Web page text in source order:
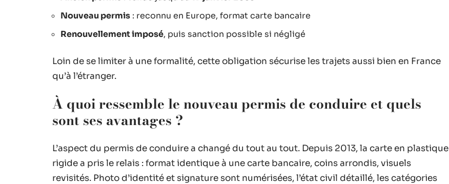
Nouveau permis : reconnu en Europe, format carte bancaire
Renouvellement imposé, puis sanction possible si négligé
Loin de se limiter à une formalité, cette obligation sécurise les trajets aussi bien en France
qu’à l’étranger.
À quoi ressemble le nouveau permis de conduire et quels
sont ses avantages ?
L’aspect du permis de conduire a changé du tout au tout. Depuis 2013, la carte en plastique
rigide a pris le relais : format identique à une carte bancaire, coins arrondis, visuels
revisités. Photo d’identité et signature sont numérisées, l’état civil détaillé, les catégories